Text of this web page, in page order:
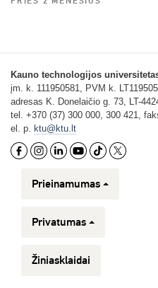
Kauno technologijos
įm. k. 111950581, PVM k.
adresas K. Donelaičio g. 73, LT-
tel. +370 (37) 300 000, 300 421,
el. p. ktu@ktu.lt
Prieinamumas
Privatumas
Žiniasklaidai